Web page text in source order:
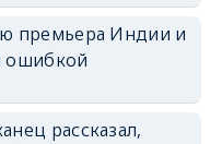
премьера Индии и
ошибкой
рассказал,